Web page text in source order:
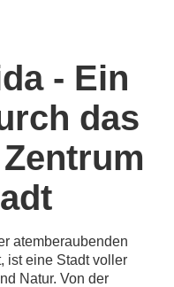
- Ein
das
atemberaubenden
ist eine Stadt voller
Natur. Von der